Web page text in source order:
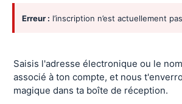
Se
connecter
Erreur : l’inscription n’est actuellement
Saisis l'adresse électronique ou le
associé à ton compte, et nous
magique dans ta boîte de réception.